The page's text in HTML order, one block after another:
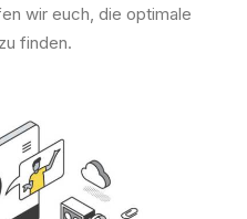
wir euch, die optimale
finden.